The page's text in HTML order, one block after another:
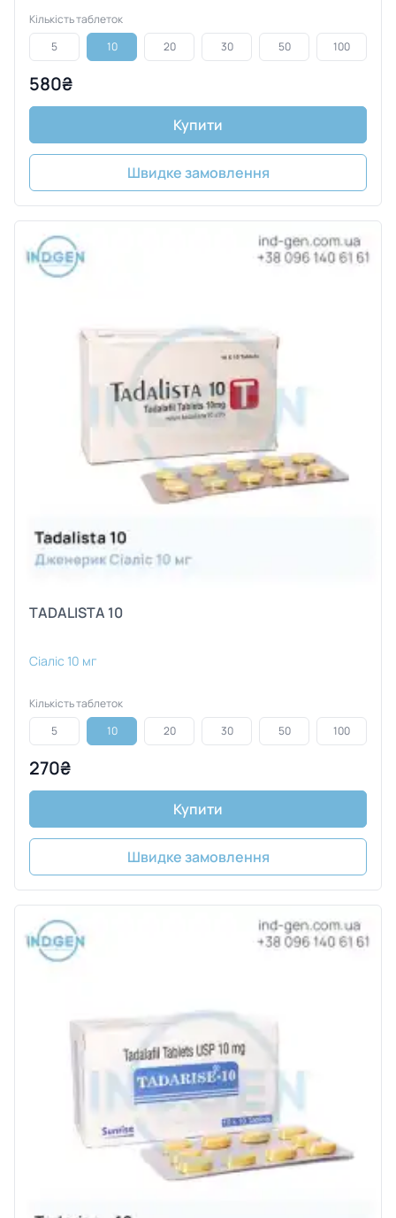
Кількість таблеток
5
10 20 30 50 100
580₴
Купити
Швидке замовлення
TADALISTA 10
Сіаліс 10 мг
Кількість таблеток
5
10 20 30 50 100
270₴
Купити
Швидке замовлення